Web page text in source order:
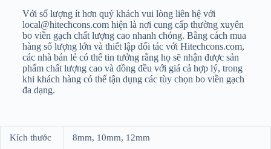
Với số lượng ít hơn quý khách vui lòng liên hệ với
local@hitechcons.com hiện là nơi cung cấp thường xuyên
bo viền gạch chất lượng cao nhanh chóng. Bằng cách mua
hàng số lượng lớn và thiết lập đối tác với Hitechcons.com,
các nhà bán lẻ có thể tin tưởng rằng họ sẽ nhận được sản
phẩm chất lượng cao và đồng đều với giá cả hợp lý, trong
khi khách hàng có thể tận dụng các tùy chọn bo viền gạch
đa dạng.
Kích thước 8mm, 10mm, 12mm